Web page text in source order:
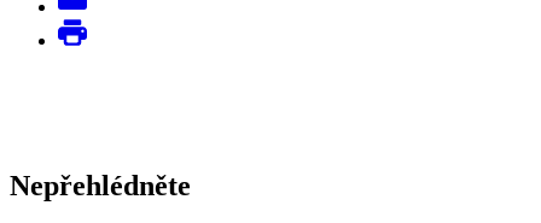
Nepřehlédněte